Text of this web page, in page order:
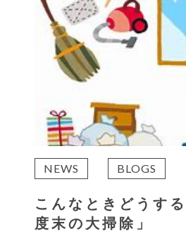
NEWS BLOGS
こんなときどうす
度末の大掃除」